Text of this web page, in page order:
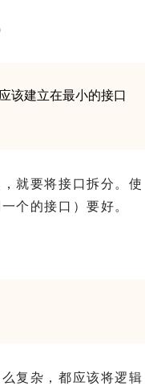
该建立在最小的接口
就要将接口拆分。使
个的接口）要好。
复杂，都应该将逻辑